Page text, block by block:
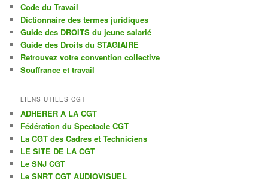
Code du Travail
Dictionnaire des termes juridiques
Guide des DROITS du jeune salarié
Guide des Droits du STAGIAIRE
Retrouvez votre convention collective
Souffrance et travail
LIENS UTILES CGT
ADHERER A LA CGT
Fédération du Spectacle CGT
La CGT des Cadres et Techniciens
LE SITE DE LA CGT
Le SNJ CGT
Le SNRT CGT AUDIOVISUEL